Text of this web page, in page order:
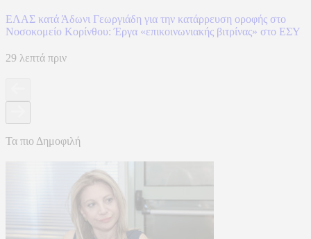
ΕΛΑΣ κατά Άδωνι Γεωργιάδη για την κατάρρευση οροφής στο
Νοσοκομείο Κορίνθου: Έργα «επικοινωνιακής βιτρίνας» στο ΕΣΥ
29 λεπτά πριν
Τα πιο Δημοφιλή